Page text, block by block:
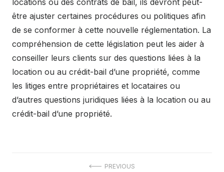
locations ou des contrats de bail, ils devront peut-
être ajuster certaines procédures ou politiques afin
de se conformer à cette nouvelle réglementation. La
compréhension de cette législation peut les aider à
conseiller leurs clients sur des questions liées à la
location ou au crédit-bail d’une propriété, comme
les litiges entre propriétaires et locataires ou
d’autres questions juridiques liées à la location ou au
crédit-bail d’une propriété.
PREVIOUS